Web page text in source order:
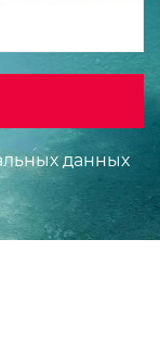
данных